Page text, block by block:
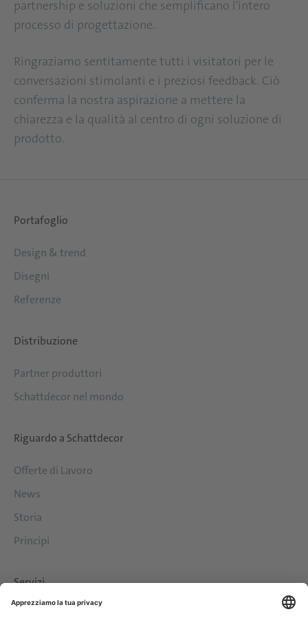
partnership e soluzioni che semplificano l'intero
processo di progettazione.
Ringraziamo sentitamente tutti i visitatori per le
conversazioni stimolanti e i preziosi feedback. Ciò
conferma la nostra aspirazione a mettere la
chiarezza e la qualità al centro di ogni soluzione di
prodotto.
Portafoglio
Design & trend
Disegni
Referenze
Distribuzione
Partner produttori
Schattdecor nel mondo
Riguardo a Schattdecor
Offerte di Lavoro
News
Storia
Principi
Servizi